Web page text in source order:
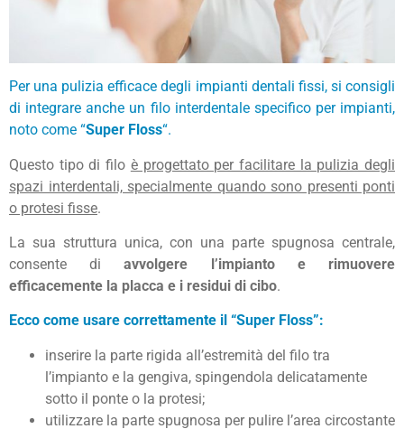
Per una pulizia efficace degli impianti dentali fissi, si consigli
di integrare anche un filo interdentale specifico per impianti,
noto come “Super Floss“.
Questo tipo di filo è progettato per facilitare la pulizia degli
spazi interdentali, specialmente quando sono presenti ponti
o protesi fisse.
La sua struttura unica, con una parte spugnosa centrale,
consente diavvolgere l’impianto e rimuovere
efficacemente la placca e i residui di cibo.
Ecco come usare correttamente il “Super Floss”:
inserire la parte rigida all’estremità del filo tra
l’impianto e la gengiva, spingendola delicatamente
sotto il ponte o la protesi;
utilizzare la parte spugnosa per pulire l’area circostante